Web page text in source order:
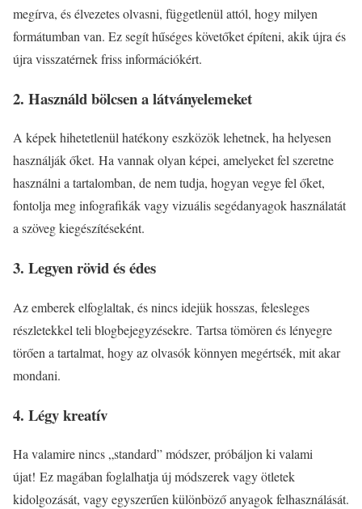
megírva, és élvezetes olvasni, függetlenül attól, hogy milyen
formátumban van. Ez segít hűséges követőket építeni, akik újra és
újra visszatérnek friss információkért.
2. Használd bölcsen a látványelemeket
A képek hihetetlenül hatékony eszközök lehetnek, ha helyesen
használják őket. Ha vannak olyan képei, amelyeket fel szeretne
használni a tartalomban, de nem tudja, hogyan vegye fel őket,
fontolja meg infografikák vagy vizuális segédanyagok használatát
a szöveg kiegészítéseként.
3. Legyen rövid és édes
Az emberek elfoglaltak, és nincs idejük hosszas, felesleges
részletekkel teli blogbejegyzésekre. Tartsa tömören és lényegre
törően a tartalmat, hogy az olvasók könnyen megértsék, mit akar
mondani.
4. Légy kreatív
Ha valamire nincs „standard” módszer, próbáljon ki valami
újat! Ez magában foglalhatja új módszerek vagy ötletek
kidolgozását, vagy egyszerűen különböző anyagok felhasználását.